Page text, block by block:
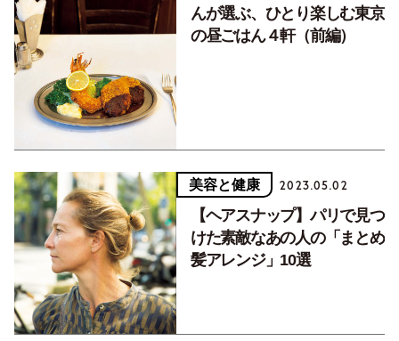
んが選ぶ、ひとり楽しむ東京
の昼ごはん４軒（前編）
美容と健康 2023.05.02
【ヘアスナップ】パリで見つ
けた素敵なあの人の「まとめ
髪アレンジ」10選